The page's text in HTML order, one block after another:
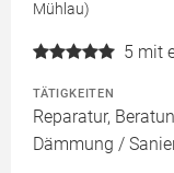
Mühlau)
5 mit
TÄTIGKEITEN
Reparatur,
Dämmung /